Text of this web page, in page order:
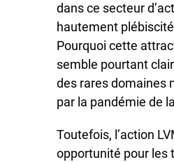
dans ce secteur
hautement
Pourquoi cette
semble pourtant clair
des rares domaines
par la pandémie de
Toutefois, l’action
opportunité pour les